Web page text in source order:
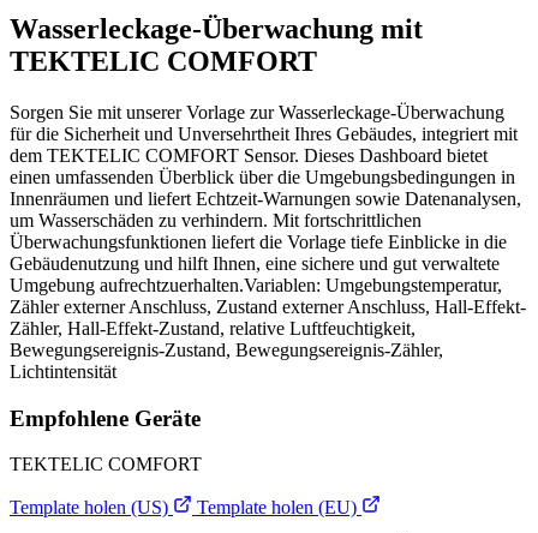
Wasserleckage-Überwachung mit
TEKTELIC COMFORT
Sorgen Sie mit unserer Vorlage zur Wasserleckage-Überwachung
für die Sicherheit und Unversehrtheit Ihres Gebäudes, integriert mit
dem TEKTELIC COMFORT Sensor. Dieses Dashboard bietet
einen umfassenden Überblick über die Umgebungsbedingungen in
Innenräumen und liefert Echtzeit-Warnungen sowie Datenanalysen,
um Wasserschäden zu verhindern. Mit fortschrittlichen
Überwachungsfunktionen liefert die Vorlage tiefe Einblicke in die
Gebäudenutzung und hilft Ihnen, eine sichere und gut verwaltete
Umgebung aufrechtzuerhalten.Variablen: Umgebungstemperatur,
Zähler externer Anschluss, Zustand externer Anschluss, Hall-Effekt-
Zähler, Hall-Effekt-Zustand, relative Luftfeuchtigkeit,
Bewegungsereignis-Zustand, Bewegungsereignis-Zähler,
Lichtintensität
Empfohlene Geräte
TEKTELIC COMFORT
Template holen (US)
Template holen (EU)